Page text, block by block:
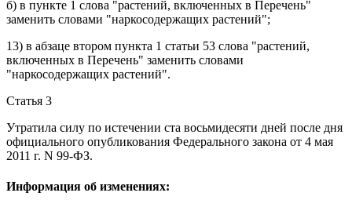
б) в пункте 1 слова "растений, включенных в Перечень"
заменить словами "наркосодержащих растений";
13) в абзаце втором пункта 1 статьи 53 слова "растений,
включенных в Перечень" заменить словами
"наркосодержащих растений".
Статья 3
Утратила силу по истечении ста восьмидесяти дней после дня
официального опубликования Федерального закона от 4 мая
2011 г. N 99-ФЗ.
Информация об изменениях: